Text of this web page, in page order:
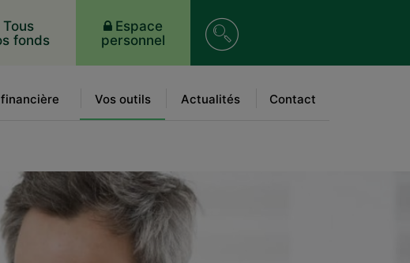
Vos outils Actualités Contact
Tous
fonds
Espace
personnel
sur
le